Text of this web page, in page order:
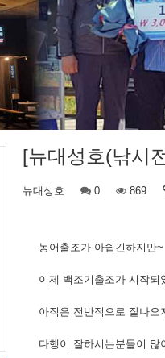
[뉴대성호(낚시
뉴대성호 0 869
농어출조가 아쉽긴하지만~
이제 백조기출조가 시작되
아직은 전반적으로 잘나
다행이 잘하시는분들이